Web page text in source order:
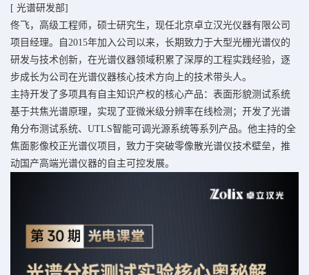
[ 光谱研发部]
佟飞，高级工程师，硕士研究生，现任北京卓立汉光仪器有限公司
项目经理。自2015年加入公司以来，长期致力于大型光栅光谱仪的
研发与技术创新，在光谱仪器领域积累了深厚的工程实践经验，逐
步成长为公司在光谱仪器核心技术方向上的技术带头人。
主持开发了多项具有自主知识产权的核心产品：表面形貌测试系统
基于共焦光谱原理，实现了亚微米级分辨率在线检测；开发了光谱
角分布测试系统、UTLS智能可调光源系统等系列产品。他主持的全
焦面影像校正光谱仪项目，致力于突破零像散光谱仪技术壁垒，推
动国产高端光谱仪器的自主可控发展。